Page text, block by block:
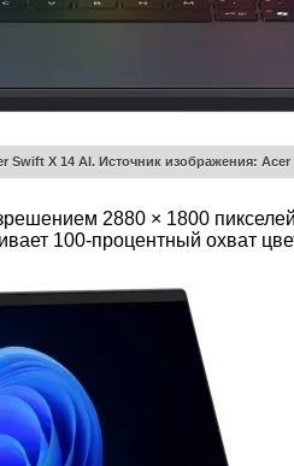
Swift X 14 AI. Источник изображения: Acer
2880 × 1800
100-процентный охват